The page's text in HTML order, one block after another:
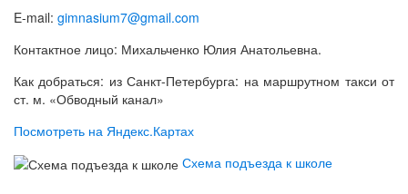
E-mail: gimnasium7@gmail.com
Контактное лицо: Михальченко Юлия Анатольевна.
Как добраться: из Санкт-Петербурга: на маршрутном такси от
ст. м. «Обводный канал»
Посмотреть на Яндекс.Картах
Схема подъезда к школе